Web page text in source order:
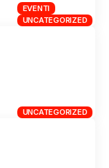
EVENTI
UNCATEGORIZED
UNCATEGORIZED